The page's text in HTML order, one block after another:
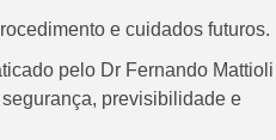
e cuidados futuros.
pelo Dr Fernando Mattioli
previsibilidade e